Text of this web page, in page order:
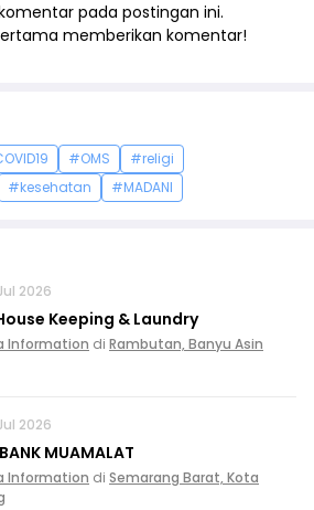
pada postingan ini.
memberikan komentar!
#OMS
#religi
#kesehatan #MADANI
2026
Keeping & Laundry
Information di Rambutan, Banyu Asin
2026
MUAMALAT
Information di Semarang Barat, Kota